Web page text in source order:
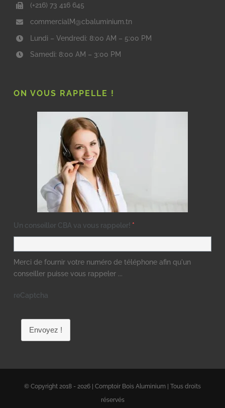
(+216) 73 416 645
commercialM@cbaluminium.tn
Lundi – Vendredi: 8:00 AM – 5:00 PM
Samedi: 8:00 AM – 3:00 PM
ON VOUS RAPPELLE !
Un conseiller CBA va vous rappeler! *
Merci de fournir votre numéro de téléphone afin qu'un
conseiller puisse vous rappeler ...
reCaptcha
Envoyez !
© Copyright 2018 - 2026 | Comptoir Bois Aluminium | Tous droits
réservés